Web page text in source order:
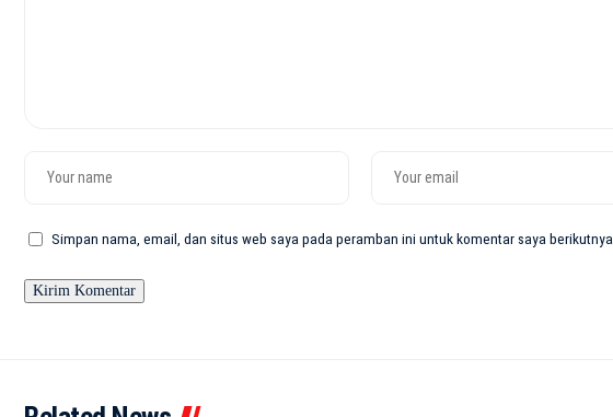
Simpan nama, email, dan situs web saya pada peramban ini untuk komentar saya berikutnya.